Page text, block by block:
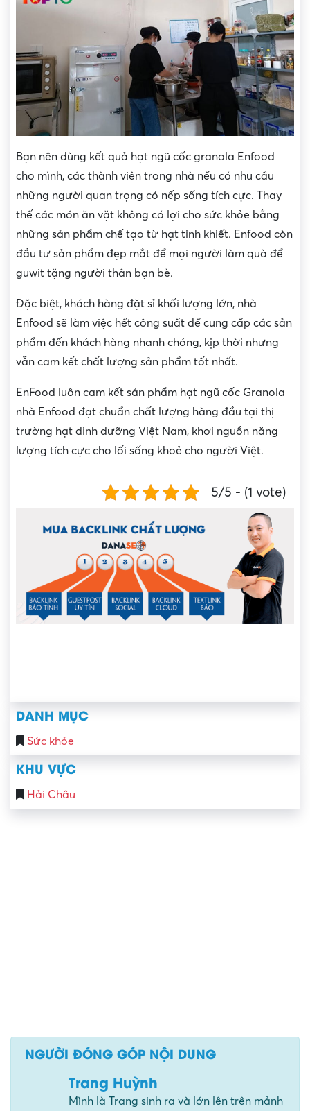
Bạn nên dùng kết quả hạt ngũ cốc granola Enfood
cho mình, các thành viên trong nhà nếu có nhu cầu
những người quan trọng có nếp sống tích cực. Thay
thế các món ăn vặt không có lợi cho sức khỏe bằng
những sản phẩm chế tạo từ hạt tinh khiết. Enfood còn
đầu tư sản phẩm đẹp mắt để mọi người làm quà để
guwit tặng người thân bạn bè.
Đặc biệt, khách hàng đặt sỉ khối lượng lớn, nhà
Enfood sẽ làm việc hết công suất để cung cấp các sản
phẩm đến khách hàng nhanh chóng, kịp thời nhưng
vẫn cam kết chất lượng sản phẩm tốt nhất.
EnFood luôn cam kết sản phẩm hạt ngũ cốc Granola
nhà Enfood đạt chuẩn chất lượng hàng đầu tại thị
trường hạt dinh dưỡng Việt Nam, khơi nguồn năng
lượng tích cực cho lối sống khoẻ cho người Việt.
5/5 - (1 vote)
DANH MỤC
Sức khỏe
KHU VỰC
Hải Châu
NGƯỜI ĐÓNG GÓP NỘI DUNG
Trang Huỳnh
Mình là Trang sinh ra và lớn lên trên mảnh